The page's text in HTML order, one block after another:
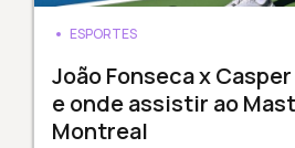
ESPORTES
João Fonseca x
e onde assistir ao
Montreal